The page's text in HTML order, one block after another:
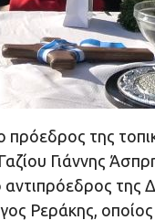
της
Γιάννης
Ρεράκης,